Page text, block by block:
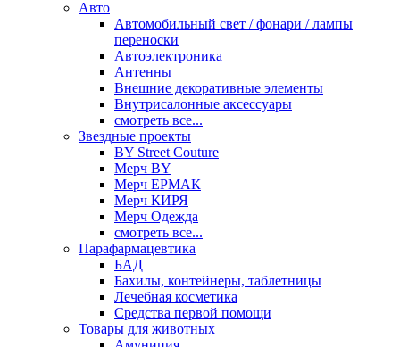
Авто
Автомобильный свет / фонари / лампы
переноски
Автоэлектроника
Антенны
Внешние декоративные элементы
Внутрисалонные аксессуары
смотреть все...
Звездные проекты
BY Street Couture
Мерч BY
Мерч ЕРМАК
Мерч КИРЯ
Мерч Одежда
смотреть все...
Парафармацевтика
БАД
Бахилы, контейнеры, таблетницы
Лечебная косметика
Средства первой помощи
Товары для животных